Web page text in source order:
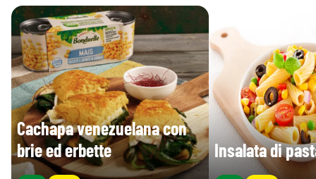
Cachapa venezuelana con
brie ed erbette
Insalata di